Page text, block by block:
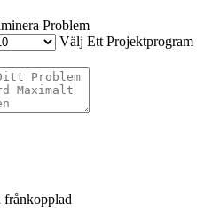
Problem
Välj Ett Projektprogram
frånkopplad